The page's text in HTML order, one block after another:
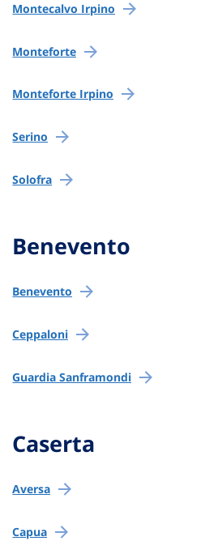
Montecalvo Irpino
Monteforte
Monteforte Irpino
Serino
Solofra
Benevento
Benevento
Ceppaloni
Guardia Sanframondi
Caserta
Aversa
Capua